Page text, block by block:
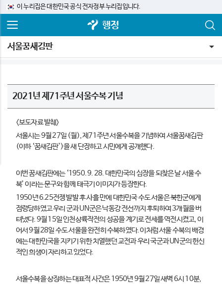
이 누리집은 대한민국 공식 전자정부 누리집입니다.
행정
서울꿈새김판
2021년 제71주년 서울수복 기념
<보도자료 발췌>
서울시는 9월 27일 (월), 제71주년 서울수복을 기념하여 서울꿈새김판
(이하 ‘꿈새김판’)을 새 단장하고 시민에게 공개했다.
이번 꿈새김판에는 ‘1950. 9. 28. 대한민국의 심장을 되찾은 날 서울 수
복’ 이라는 문구와 함께 태극기 이미지가 등장한다.
1950년 6.25전쟁 발발 후 사흘 만에 대한민국 수도 서울은 북한군에게
점령당하였고 우리 군과 UN군은 낙동강 전선까지 후퇴하여 3개월을 버
텨냈다. 9월 15일 인천상륙작전의 성공을 계기로 전세를 역전시켰고, 이
어서 9월 28일 수도 서울을 완전히 수복하였다. 이처럼 서울 수복의 배경
에는 대한민국을 지키기 위한 치열했던 교전과 우리 국군과 UN군의 헌신
적인 희생이 자리하고 있었다.
서울수복을 상징하는 대표적 사건은 1950년 9월 27일 새벽 6시 10분,